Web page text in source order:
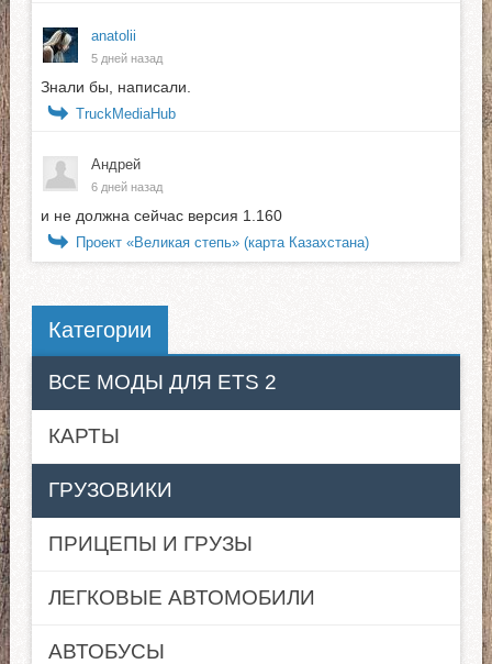
anatolii
5 дней назад
Знали бы, написали.
TruckMediaHub
Андрей
6 дней назад
и не должна сейчас версия 1.160
Проект «Великая степь» (карта Казахстана)
Категории
ВСЕ МОДЫ ДЛЯ ETS 2
КАРТЫ
ГРУЗОВИКИ
ПРИЦЕПЫ И ГРУЗЫ
ЛЕГКОВЫЕ АВТОМОБИЛИ
АВТОБУСЫ